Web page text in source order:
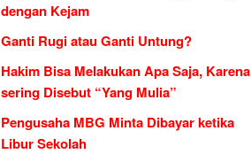
dengan Kejam
Ganti Rugi atau Ganti Untung?
Hakim Bisa Melakukan Apa Saja, Karena
sering Disebut “Yang Mulia”
Pengusaha MBG Minta Dibayar ketika
Libur Sekolah